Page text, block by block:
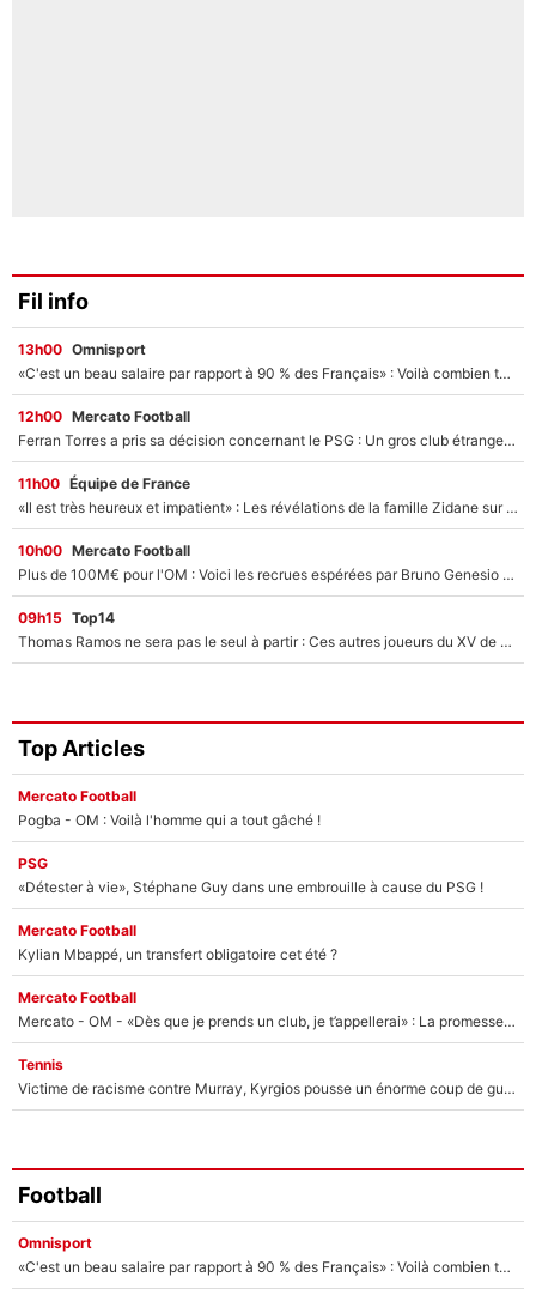
Fil info
13h00 Omnisport
«C'est un beau salaire par rapport à 90 % des Français» : Voilà combien touchait Nelson Monfort sur France Télévisions avant de rejoindre CNews
12h00 Mercato Football
Ferran Torres a pris sa décision concernant le PSG : Un gros club étranger prêt à relancer le feuilleton pour la signature du champion du monde 2026 !
11h00 Équipe de France
«Il est très heureux et impatient» : Les révélations de la famille Zidane sur sa prise de pouvoir en équipe de France !
10h00 Mercato Football
Plus de 100M€ pour l'OM : Voici les recrues espérées par Bruno Genesio et Grégory Lorenzi après l’opération dégraissage
09h15 Top14
Thomas Ramos ne sera pas le seul à partir : Ces autres joueurs du XV de France pourraient aussi quitter le Stade Toulousain, un club de Top 14 est déjà sur les rangs
Top Articles
Mercato Football
Pogba - OM : Voilà l'homme qui a tout gâché !
PSG
«Détester à vie», Stéphane Guy dans une embrouille à cause du PSG !
Mercato Football
Kylian Mbappé, un transfert obligatoire cet été ?
Mercato Football
Mercato - OM - «Dès que je prends un club, je t’appellerai» : La promesse de Marcelino au moment de claquer la porte
Tennis
Victime de racisme contre Murray, Kyrgios pousse un énorme coup de gueule !
Football
Omnisport
«C'est un beau salaire par rapport à 90 % des Français» : Voilà combien touchait Nelson Monfort sur France Télévisions avant de rejoindre CNews